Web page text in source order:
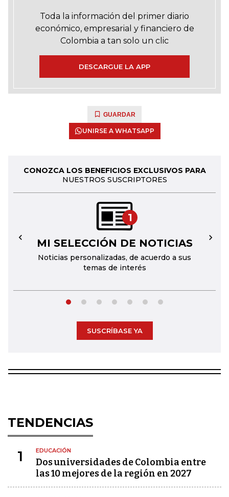
Toda la información del primer diario
económico, empresarial y financiero de
Colombia a tan solo un clic
DESCARGUE LA APP
GUARDAR
UNIRSE A WHATSAPP
CONOZCA LOS BENEFICIOS EXCLUSIVOS PARA
NUESTROS SUSCRIPTORES
1
MI SELECCIÓN DE NOTICIAS
Noticias personalizadas, de acuerdo a sus
temas de interés
← →
SUSCRÍBASE YA
TENDENCIAS
1 EDUCACIÓN
Dos universidades de Colombia entre
las 10 mejores de la región en 2027